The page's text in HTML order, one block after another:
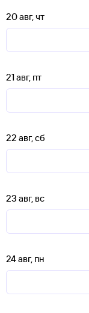
20 авг, чт
21 авг, пт
22 авг, сб
23 авг, вс
24 авг, пн